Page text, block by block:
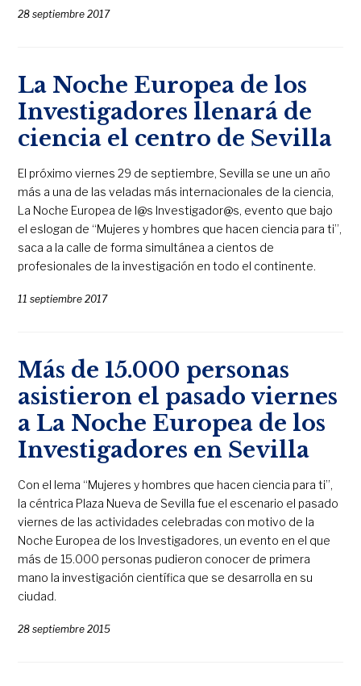
28 septiembre 2017
La Noche Europea de los
Investigadores llenará de
ciencia el centro de Sevilla
El próximo viernes 29 de septiembre, Sevilla se une un año
más a una de las veladas más internacionales de la ciencia,
La Noche Europea de l@s Investigador@s, evento que bajo
el eslogan de “Mujeres y hombres que hacen ciencia para ti”,
saca a la calle de forma simultánea a cientos de
profesionales de la investigación en todo el continente.
11 septiembre 2017
Más de 15.000 personas
asistieron el pasado viernes
a La Noche Europea de los
Investigadores en Sevilla
Con el lema “Mujeres y hombres que hacen ciencia para ti”,
la céntrica Plaza Nueva de Sevilla fue el escenario el pasado
viernes de las actividades celebradas con motivo de la
Noche Europea de los Investigadores, un evento en el que
más de 15.000 personas pudieron conocer de primera
mano la investigación científica que se desarrolla en su
ciudad.
28 septiembre 2015